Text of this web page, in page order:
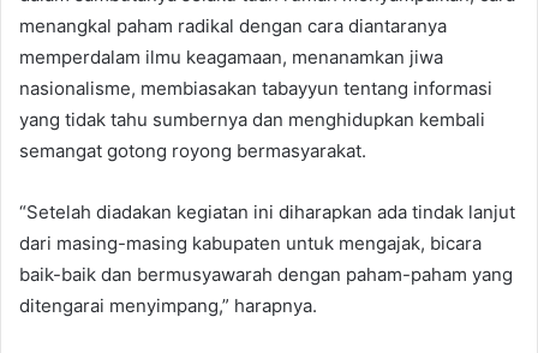
menangkal paham radikal dengan cara diantaranya
memperdalam ilmu keagamaan, menanamkan jiwa
nasionalisme, membiasakan tabayyun tentang informasi
yang tidak tahu sumbernya dan menghidupkan kembali
semangat gotong royong bermasyarakat.
“Setelah diadakan kegiatan ini diharapkan ada tindak lanjut
dari masing-masing kabupaten untuk mengajak, bicara
baik-baik dan bermusyawarah dengan paham-paham yang
ditengarai menyimpang,” harapnya.